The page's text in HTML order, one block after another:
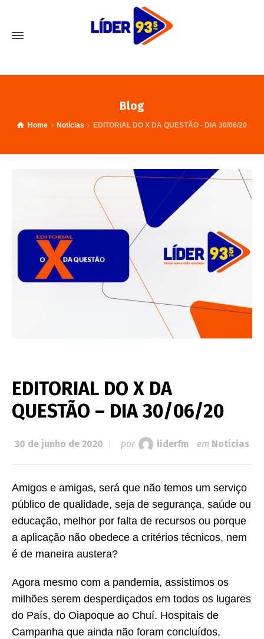
Blog
Home Notícias EDITORIAL DO X DA QUESTÃO - DIA 30/06/20
EDITORIAL DO X DA
QUESTÃO – DIA 30/06/20
30 de junho de 2020 por liderfm em Notícias
Amigos e amigas, será que não temos um serviço
público de qualidade, seja de segurança, saúde ou
educação, melhor por falta de recursos ou porque
a aplicação não obedece a critérios técnicos, nem
é de maneira austera?
Agora mesmo com a pandemia, assistimos os
milhões serem desperdiçados em todos os lugares
do País, do Oiapoque ao Chuí. Hospitais de
Campanha que ainda não foram concluídos,